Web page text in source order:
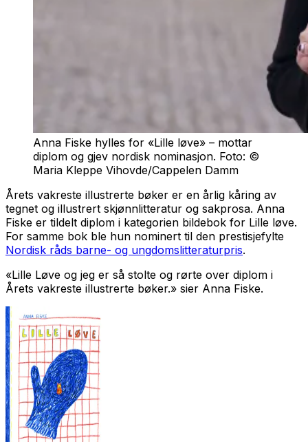
Anna Fiske hylles for «Lille løve» – mottar
diplom og gjev nordisk nominasjon. Foto: ©
Maria Kleppe Vihovde/Cappelen Damm
Årets vakreste illustrerte bøker er en årlig kåring av
tegnet og illustrert skjønnlitteratur og sakprosa. Anna
Fiske er tildelt diplom i kategorien bildebok for Lille løve.
For samme bok ble hun nominert til den prestisjefylte
Nordisk råds barne- og ungdomslitteraturpris.
«Lille Løve og jeg er så stolte og rørte over diplom i
Årets vakreste illustrerte bøker.» sier Anna Fiske.